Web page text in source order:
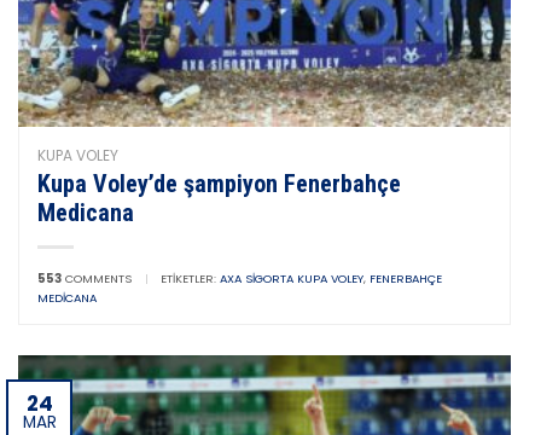
KUPA VOLEY
Kupa Voley’de şampiyon Fenerbahçe
Medicana
553 COMMENTS | ETIKETLER: AXA SIGORTA KUPA VOLEY, FENERBAHÇE
MEDICANA
24
MAR